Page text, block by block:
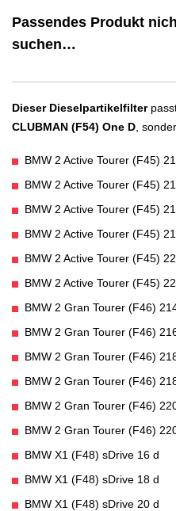
Passendes Produkt
suchen…
Dieser Dieselpartikelfilter
CLUBMAN (F54) One D,
BMW 2 Active Tourer (F45)
BMW 2 Active Tourer (F45)
BMW 2 Active Tourer (F45)
BMW 2 Active Tourer (F45)
BMW 2 Active Tourer (F45)
BMW 2 Active Tourer (F45)
BMW 2 Gran Tourer (F46)
BMW 2 Gran Tourer (F46)
BMW 2 Gran Tourer (F46)
BMW 2 Gran Tourer (F46)
BMW 2 Gran Tourer (F46)
BMW 2 Gran Tourer (F46)
BMW X1 (F48) sDrive 16 d
BMW X1 (F48) sDrive 18 d
BMW X1 (F48) sDrive 20 d